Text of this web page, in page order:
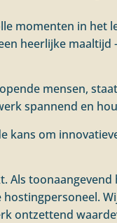
momenten in het
heerlijke maaltijd
mensen,
spannend en
kans om
Als
ontzettend